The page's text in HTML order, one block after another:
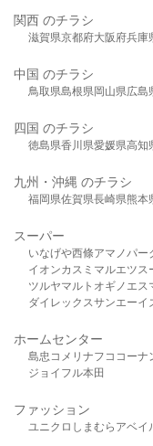
関西 のチラシ
滋賀県京都府大阪府兵庫
中国 のチラシ
鳥取県島根県岡山県広島
四国 のチラシ
徳島県香川県愛媛県高知
九州・沖縄 のチラシ
福岡県佐賀県長崎県熊本
スーパー
いなげや西條アマノパー
イオンカスミ マルエツス
ツルヤマルト オギノ エス
ダイレックスサンエーイ
ホームセンター
島忠 コメリ ナフコ コーナ
ジョイフル本田
ファッション
ユニクロ しまむら アベイ